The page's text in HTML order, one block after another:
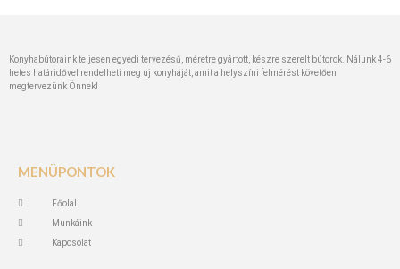
Konyhabútoraink teljesen egyedi tervezésű, méretre gyártott, készre szerelt bútorok. Nálunk 4-6
hetes határidővel rendelheti meg új konyháját, amit a helyszíni felmérést követően
megtervezünk Önnek!
MENÜPONTOK
Főolal
Munkáink
Kapcsolat